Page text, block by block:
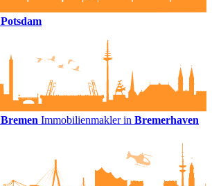
Potsdam
Bremen Immobilienmakler in Bremerhaven